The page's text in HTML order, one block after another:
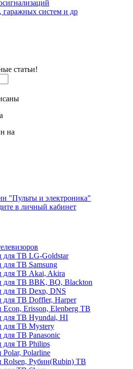
систем и др
статьи!
на
в личный кабинет
для ТВ LG-Goldstar
для ТВ Samsung
для ТВ Akai, Akira
для ТВ BBK, BQ, Blackton
для ТВ Dexp, DNS
для ТВ Doffler, Harper
Econ, Erisson, Elenberg ТВ
для ТВ Hyundai, HI
для ТВ Mystery
для ТВ Panasonic
для ТВ Philips
Polar, Polarline
Rolsen, Рубин(Rubin) ТВ